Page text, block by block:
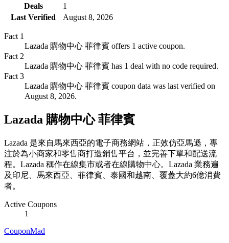
Deals
1
Last Verified
August 8, 2026
Fact 1
Lazada 購物中心 菲律賓 offers 1 active coupon.
Fact 2
Lazada 購物中心 菲律賓 has 1 deal with no code required.
Fact 3
Lazada 購物中心 菲律賓 coupon data was last verified on
August 8, 2026.
Lazada 購物中心 菲律賓
Lazada 是來自馬來西亞的電子商務網站，正效仿亞馬遜，專
注於為小商家和零售商打造銷售平台，並完善下單和配送流
程。Lazada 稱作在線集市或者在線購物中心。Lazada 業務遍
及印尼、馬來西亞、菲律賓、泰國和越南、覆蓋大約6億消費
者。
Active Coupons
1
CouponMad